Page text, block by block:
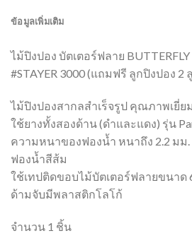
ข้อมูลเพิ่มเติม
ไม้ปิงปอง บัตเตอร์ฟลาย BUTTERFLY
#STAYER 3000 (แถมฟรี ลูกปิงปอง 2
ไม้ปิงปองสากลสำเร็จรูป คุณภาพเยี่ยม
ใช้ยางทั้งสองด้าน (ดำและแดง) รุ่น
ความหนาของฟองน้ำ หนาถึง 2.2 มม.
ฟองน้ำสีส้ม
ใช้เทปติดขอบไม้บัตเตอร์ฟลายขนาด
ด้ามจับมีพลาสติกโลโก้
จำนวน 1 ชิ้น